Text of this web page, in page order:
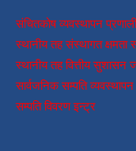
संचितकोष व्यवस्थापन
स्थानीय तह संस्थागत क्षमता
स्थानीय तह वित्तीय सुशासन
सार्वजनिक सम्पति व्यवस्थापन
सम्पति विवरण इन्ट्र